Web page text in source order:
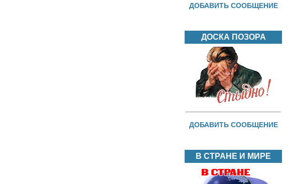
ДОБАВИТЬ СООБЩЕНИЕ
ДОСКА ПОЗОРА
ДОБАВИТЬ СООБЩЕНИЕ
В СТРАНЕ И МИРЕ